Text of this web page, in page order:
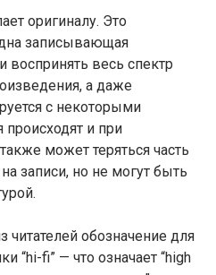
оригиналу. Это
записывающая
воспринять весь спектр
а даже
с некоторыми
и при
может теряться часть
записи, но не могут быть
обозначение для
“hi-fi” — что означает “high